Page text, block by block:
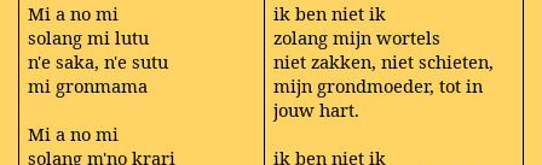
Mi a no mi
solang mi lutu
n'e saka, n'e sutu
mi gronmama
Mi a no mi
solang m'no krari
ik ben niet ik
zolang mijn wortels
niet zakken, niet schieten,
mijn grondmoeder, tot in
jouw hart.
ik ben niet ik